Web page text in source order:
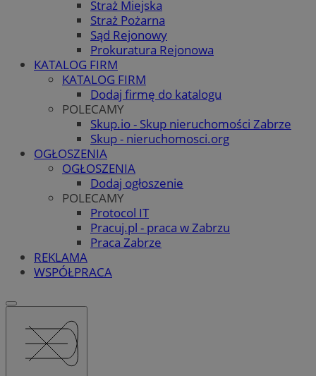
Straż Miejska
Straż Pożarna
Sąd Rejonowy
Prokuratura Rejonowa
KATALOG FIRM
KATALOG FIRM
Dodaj firmę do katalogu
POLECAMY
Skup.io - Skup nieruchomości Zabrze
Skup - nieruchomosci.org
OGŁOSZENIA
OGŁOSZENIA
Dodaj ogłoszenie
POLECAMY
Protocol IT
Pracuj.pl - praca w Zabrzu
Praca Zabrze
REKLAMA
WSPÓŁPRACA